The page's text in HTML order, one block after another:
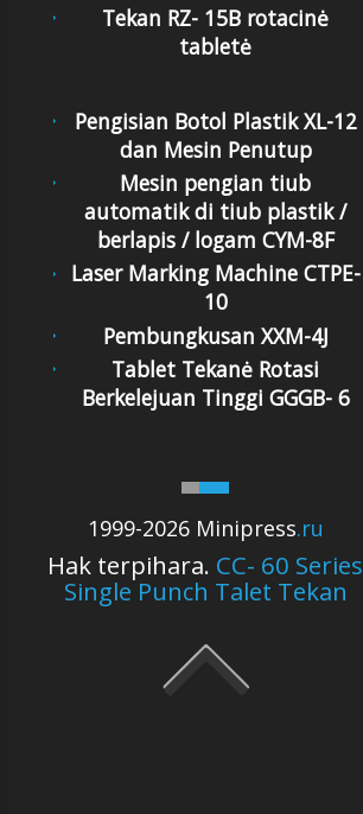
Tekan RZ- 15B rotacinė
tabletė
1999-2026 Minipress.ru
Hak terpihara. CC- 60 Series
Single Punch Talet Tekan
Pengisian Botol Plastik XL-12
dan Mesin Penutup
Mesin pengian tiub
automatik di tiub plastik /
berlapis / logam CYM-8F
Laser Marking Machine CTPE-
10
Pembungkusan XXM-4J
Tablet Tekanė Rotasi
Berkelejuan Tinggi GGGB- 6